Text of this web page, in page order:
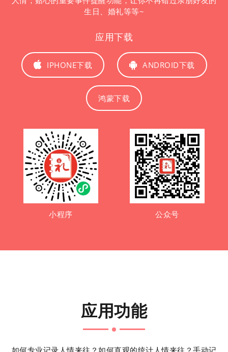
生日、婚礼等等~
应用下载
IPHONE下载 ANDROID下载
鸿蒙下载
小程序 公众号
应用功能